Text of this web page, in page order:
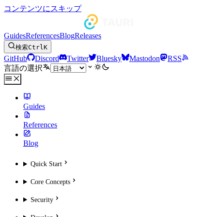
コンテンツにスキップ
GuidesReferencesBlogReleases
検索CtrlK
GitHub Discord Twitter Bluesky Mastodon
RSS
言語の選択
Guides
References
Blog
Quick Start
Core Concepts
Security